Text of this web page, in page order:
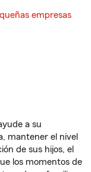
empresas
a su
mantener el nivel
de sus hijos, el
los momentos de